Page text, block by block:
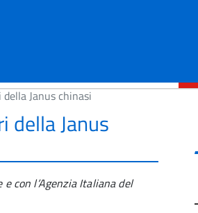
Janus chinasi
Janus
con l’Agenzia Italiana del